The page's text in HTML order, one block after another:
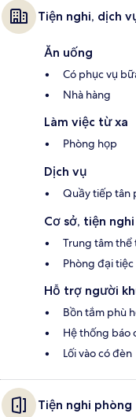
Tiện nghi, dịch
Ăn uống
Có phục vụ
Nhà hàng
Làm việc từ xa
Phòng họp
Dịch vụ
Quầy tiếp tân
Cơ sở, tiện nghi
Trung tâm thể
Phòng đại tiệc
Hỗ trợ người
Bồn tắm phù
Hệ thống báo
Lối vào có đèn
Tiện nghi phòng